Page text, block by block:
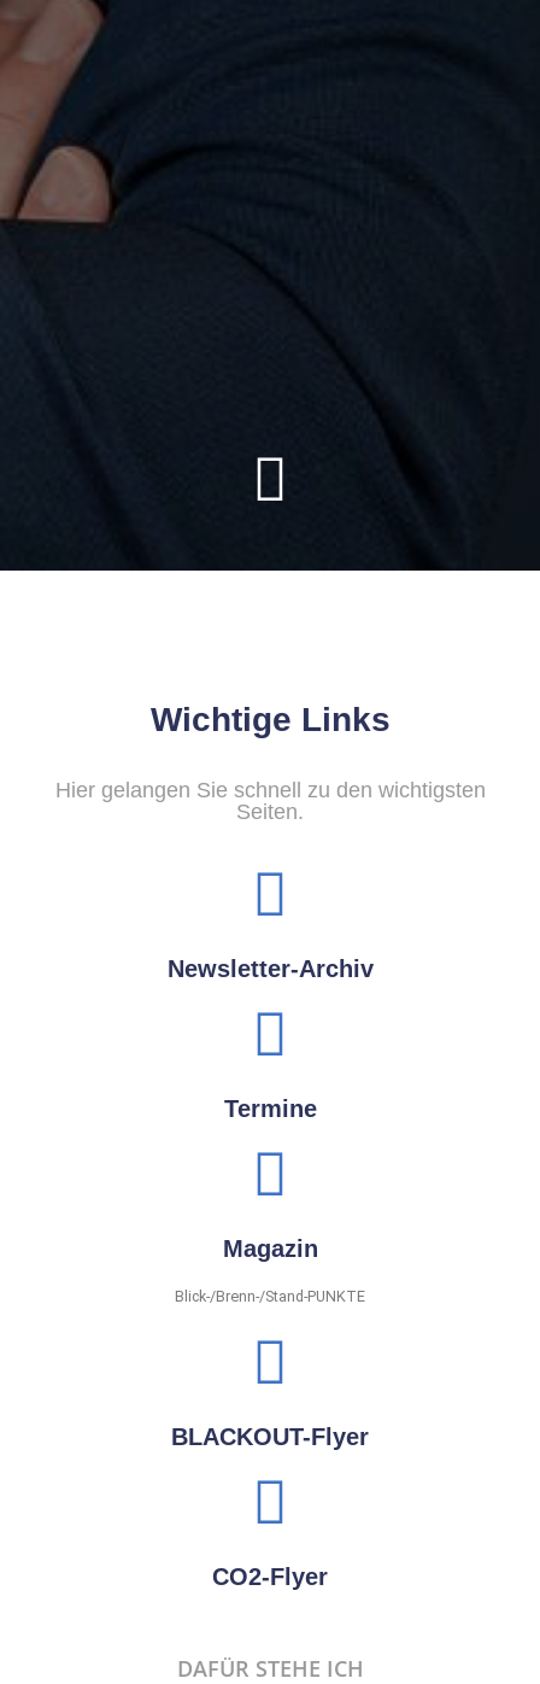
Wichtige Links
Hier gelangen Sie schnell zu den wichtigsten
Seiten.
Newsletter-Archiv
Termine
Magazin
Blick-/Brenn-/Stand-PUNKTE
BLACKOUT-Flyer
CO2-Flyer
DAFÜR STEHE ICH